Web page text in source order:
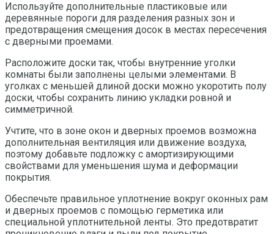
Используйте дополнительные пластиковые или
деревянные пороги для разделения разных зон и
предотвращения смещения досок в местах пересечения
с дверными проемами.
Расположите доски так, чтобы внутренние уголки
комнаты были заполнены целыми элементами. В
уголках с меньшей длиной доски можно укоротить полу
доски, чтобы сохранить линию укладки ровной и
симметричной.
Учтите, что в зоне окон и дверных проемов возможна
дополнительная вентиляция или движение воздуха,
поэтому добавьте подложку с амортизирующими
свойствами для уменьшения шума и деформации
покрытия.
Обеспечьте правильное уплотнение вокруг оконных рам
и дверных проемов с помощью герметика или
специальной уплотнительной ленты. Это предотвратит